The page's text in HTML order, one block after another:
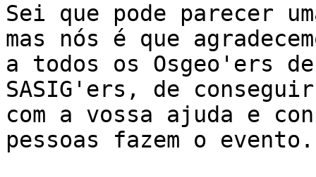
Sei que pode parecer
mas nós é que
a todos os Osgeo'ers
SASIG'ers, de
com a vossa ajuda e
pessoas fazem o evento.